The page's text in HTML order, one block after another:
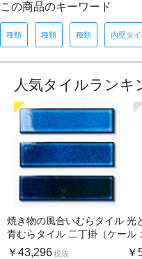
この商品のキーワード
種類 種類 種類 内壁タ
人気タイルランキ
焼き物の風合いむらタイル
青むらタイル 二丁掛（ケー
ス）
￥43,296税抜
光
ル
口
￥